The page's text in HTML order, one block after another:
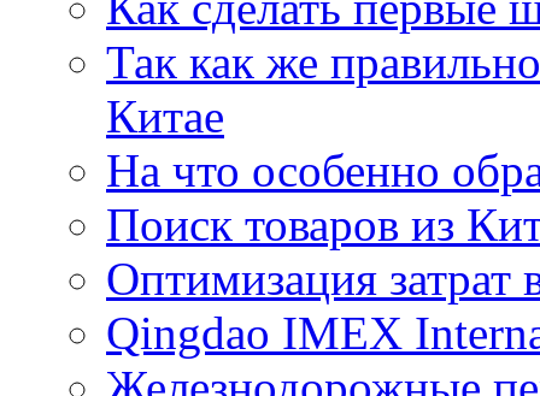
Так как же
Китае
На что особенно
Поиск товаров из
Оптимизация затрат
Qingdao IMEX